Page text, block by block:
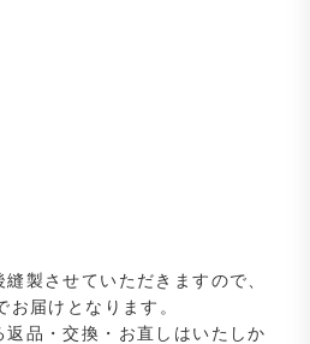
製させていただきますので、
届けとなります。
返品・交換・お直しはいたしか